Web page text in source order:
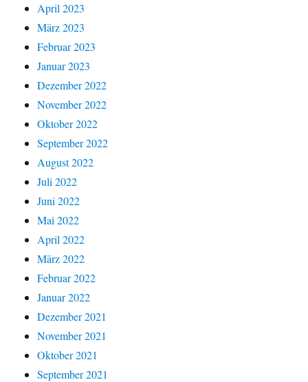
April 2023
März 2023
Februar 2023
Januar 2023
Dezember 2022
November 2022
Oktober 2022
September 2022
August 2022
Juli 2022
Juni 2022
Mai 2022
April 2022
März 2022
Februar 2022
Januar 2022
Dezember 2021
November 2021
Oktober 2021
September 2021